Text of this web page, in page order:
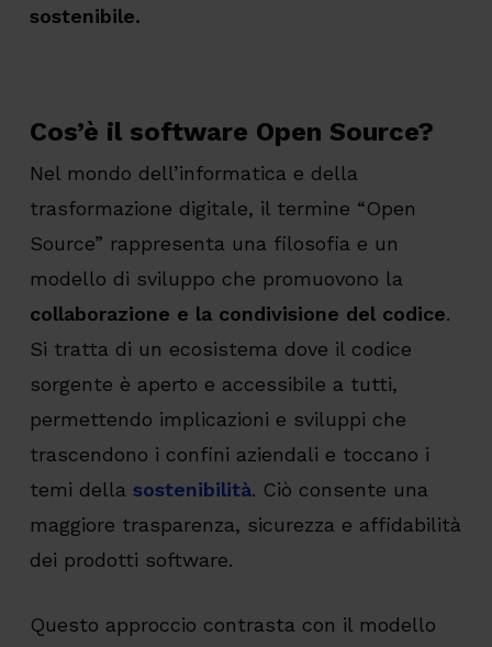
sostenibile.
Cos’è il software Open Source?
Nel mondo dell’informatica e della
trasformazione digitale, il termine “Open
Source” rappresenta una filosofia e un
modello di sviluppo che promuovono la
collaborazione e la condivisione del codice.
Si tratta di un ecosistema dove il codice
sorgente è aperto e accessibile a tutti,
permettendo implicazioni e sviluppi che
trascendono i confini aziendali e toccano i
temi della sostenibilità. Ciò consente una
maggiore trasparenza, sicurezza e affidabilità
dei prodotti software.
Questo approccio contrasta con il modello